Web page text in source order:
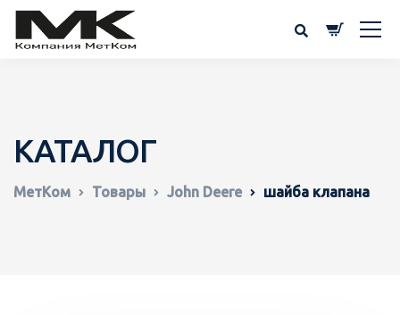
КАТАЛОГ
МетКом Товары John Deere шайба клапана